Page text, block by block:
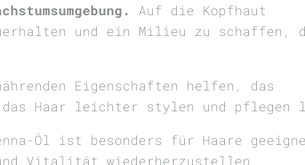
Auf die Kopfhaut
und ein Milieu zu schaffen,
Eigenschaften helfen, das
Haar leichter stylen und pflegen
Öl ist besonders für Haare
Vitalität wiederherzustellen.